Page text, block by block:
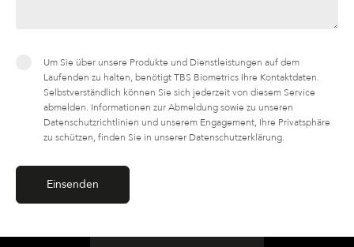
Um Sie über unsere Produkte und Dienstleistungen auf dem
Laufenden zu halten, benötigt TBS Biometrics Ihre Kontaktdaten.
Selbstverständlich können Sie sich jederzeit von diesem Service
abmelden. Informationen zur Abmeldung sowie zu unseren
Datenschutzrichtlinien und unserem Engagement, Ihre Privatsphäre
zu schützen, finden Sie in unserer Datenschutzerklärung.